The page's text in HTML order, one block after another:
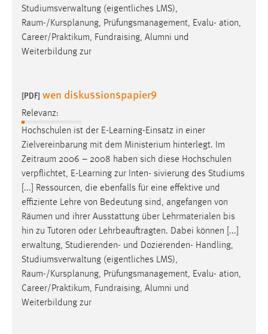
Studiumsverwaltung (eigentliches LMS),
Raum-/Kursplanung, Prüfungsmanagement, Evalu- ation,
Career/Praktikum, Fundraising, Alumni und
Weiterbildung zur
[PDF] wen diskussionspapier9
Relevanz:
Hochschulen ist der E-Learning-Einsatz in einer
Zielvereinbarung mit dem Ministerium hinterlegt. Im
Zeitraum 2006 – 2008 haben sich diese Hochschulen
verpflichtet, E-Learning zur Inten- sivierung des Studiums
[...] Ressourcen, die ebenfalls für eine effektive und
effiziente Lehre von Bedeutung sind, angefangen von
Räumen und ihrer Ausstattung über Lehrmaterialen bis
hin zu Tutoren oder Lehrbeauftragten. Dabei können [...]
erwaltung, Studierenden- und Dozierenden- Handling,
Studiumsverwaltung (eigentliches LMS),
Raum-/Kursplanung, Prüfungsmanagement, Evalu- ation,
Career/Praktikum, Fundraising, Alumni und
Weiterbildung zur
Login
Zweck:
einloggen zu können.
Cookie Laufzeit:
24 Stunden
STATISTIK
Statistik Cookies erfassen Informationen anonym.
Diese Informationen helfen uns zu verstehen, wie
unsere Besucher unsere Website nutzen.
Matomo
Name: